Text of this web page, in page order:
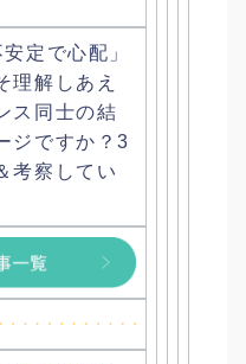
定で心配」
理解しあえ
ス同士の結
ジですか？3
考察してい